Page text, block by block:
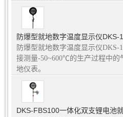
防爆型就地数字温度显示仪DKS-
防爆型就地数字温度显示仪DKS-
接测量-50~600℃的生产过程中的
地仪表。
DKS-FBS100一体化双支锂电池